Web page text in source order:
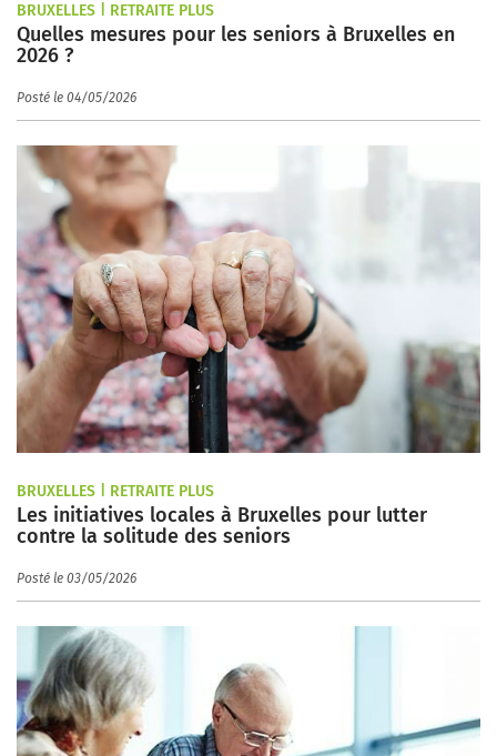
BRUXELLES | RETRAITE PLUS
Quelles mesures pour les seniors à Bruxelles en
2026 ?
Posté le 04/05/2026
BRUXELLES | RETRAITE PLUS
Les initiatives locales à Bruxelles pour lutter
contre la solitude des seniors
Posté le 03/05/2026